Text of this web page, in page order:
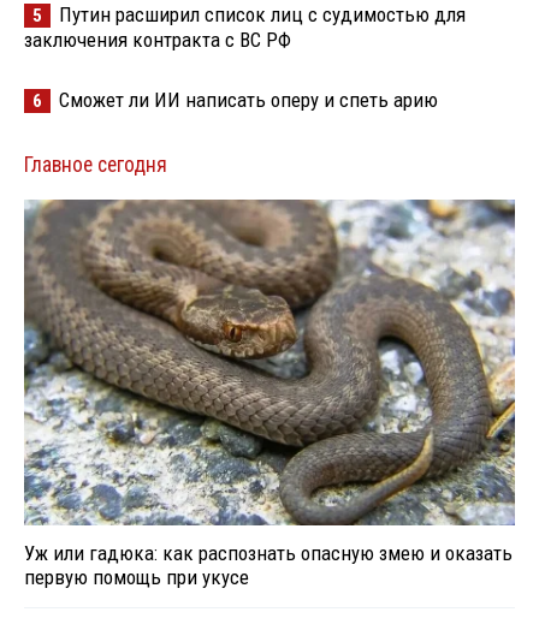
5
Путин расширил список лиц с судимостью для
заключения контракта с ВС РФ
6 Сможет ли ИИ написать оперу и спеть арию
Главное сегодня
Уж или гадюка: как распознать опасную змею и оказать
первую помощь при укусе